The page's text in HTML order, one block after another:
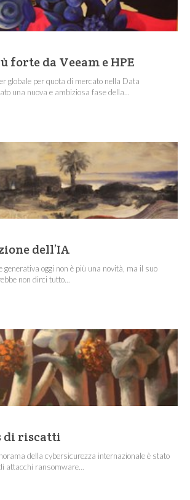
forte da Veeam e HPE
globale per quota di mercato nella Data
una nuova e ambiziosa fase della...
dell’IA
generativa oggi non è più una novità, ma il suo
non dirci tutto...
di riscatti
della cybersicurezza internazionale è stato
attacchi ransomware...